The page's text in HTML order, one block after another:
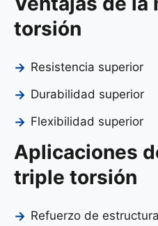
torsión
Resistencia superior
Durabilidad superior
Flexibilidad superior
Aplicaciones
triple torsión
Refuerzo de